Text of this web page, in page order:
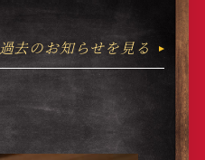
過去のお知らせを見る